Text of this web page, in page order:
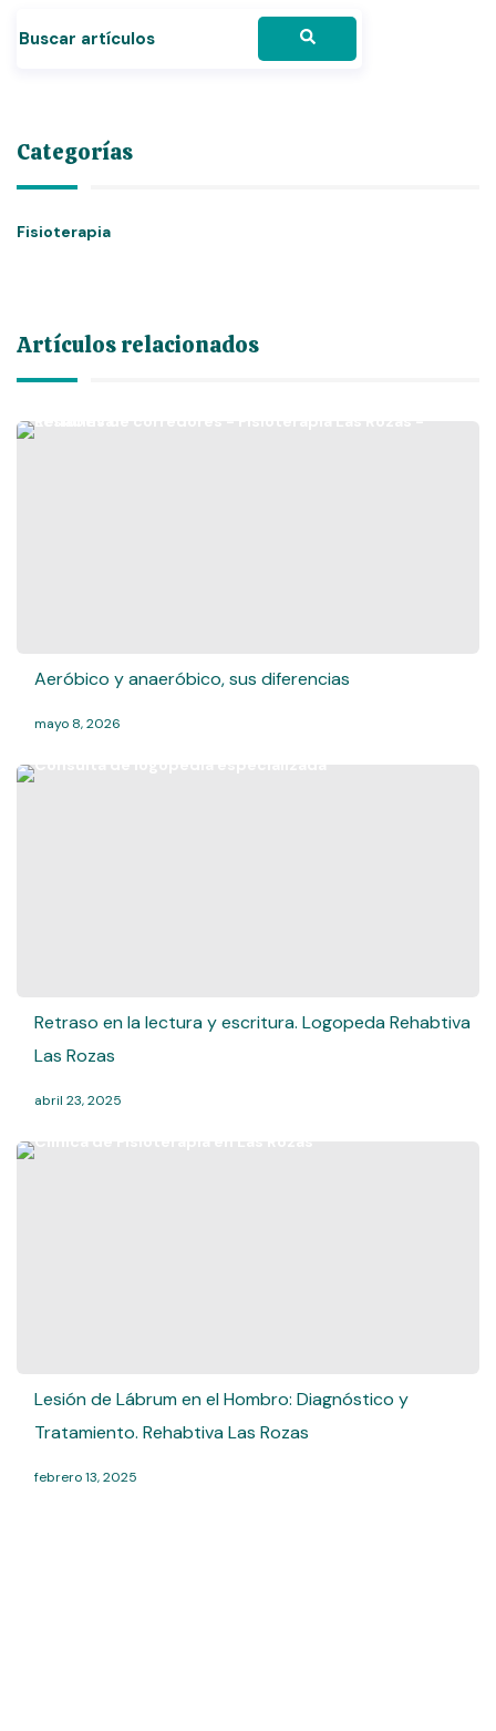
Categorías
Fisioterapia
Artículos relacionados
Aeróbico y anaeróbico, sus diferencias
mayo 8, 2026
Retraso en la lectura y escritura. Logopeda Rehabtiva
Las Rozas
abril 23, 2025
Lesión de Lábrum en el Hombro: Diagnóstico y
Tratamiento. Rehabtiva Las Rozas
febrero 13, 2025